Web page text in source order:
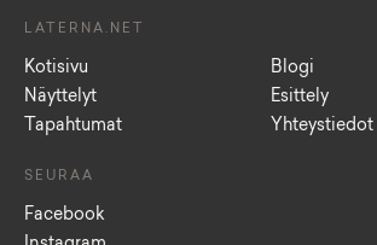
LATERNA.NET
Kotisivu
Näyttelyt
Tapahtumat
Blogi
Esittely
Yhteystiedot
SEURAA
Facebook